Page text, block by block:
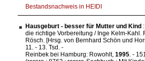
Bestandsnachweis in HEIDI
Hausgeburt - besser für Mutter und Kind
die richtige Vorbereitung / Inge Kelm-Kahl.
Rösch. [Hrsg. von Bernhard Schön und
11. - 13. Tsd. -
Reinbek bei Hamburg: Rowohlt, 1995. -